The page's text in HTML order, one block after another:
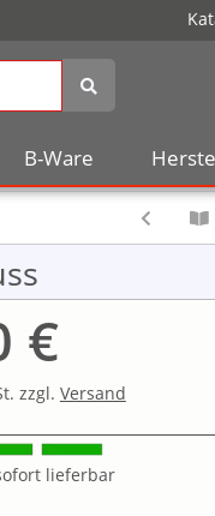
B-Ware
€
zzgl. Versand
lieferbar